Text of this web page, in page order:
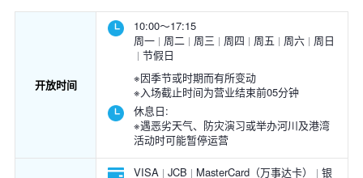
开放时间
10:00～17:15
周一
周二 周三 周四 周五 周六
周日
节假日
※因季节或时期而有所变动
※入场截止时间为营业结束前05分钟
休息日:
※遇恶劣天气、防灾演习或举办河川及港湾
活动时可能暂停运营
VISA JCB MasterCard（万事达卡）
银